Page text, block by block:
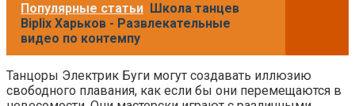
Популярные статьи Школа танцев
Biplix Харьков - Развлекательные
видео по контемпу
Танцоры Электрик Буги могут создавать иллюзию
свободного плавания, как если бы они перемещаются в